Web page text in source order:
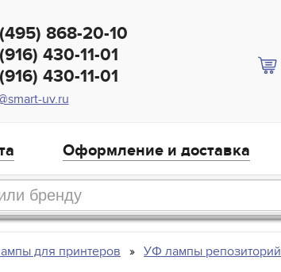
868-20-10
430-11-01
430-11-01
uv.ru
Оформление и доставка
для принтеров
УФ лампы репозиторий